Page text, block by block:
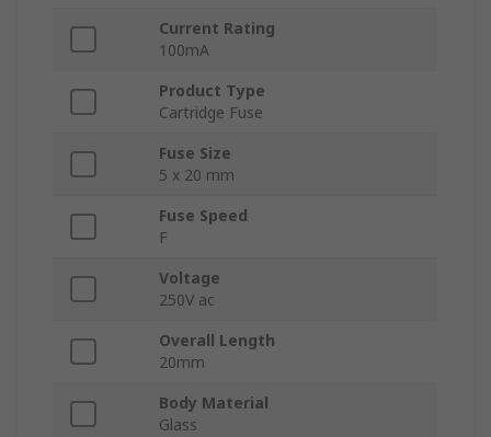
Current Rating
100mA
Product Type
Cartridge Fuse
Fuse Size
5 x 20 mm
Fuse Speed
F
Voltage
250V ac
Overall Length
20mm
Body Material
Glass